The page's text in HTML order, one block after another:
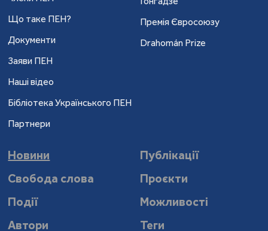
Що таке ПЕН?
Документи
Заяви ПЕН
Наші відео
Бібліотека Українського ПЕН
Партнери
Премія Євросоюзу
Drahomán Prize
Новини
Публікації
Свобода слова
Проєкти
Події
Можливості
Автори
Теги